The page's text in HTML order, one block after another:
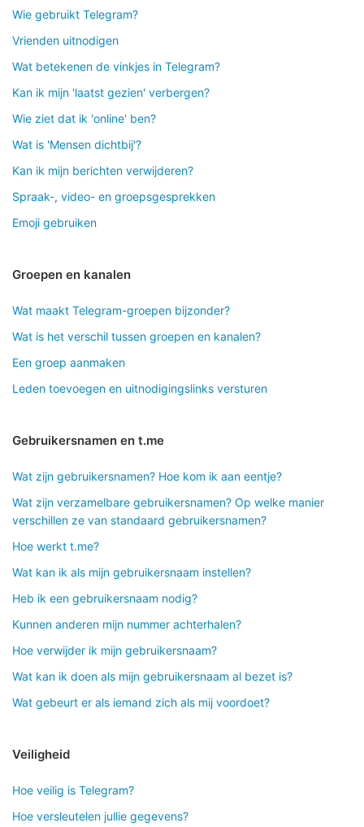
Wie gebruikt Telegram?
Vrienden uitnodigen
Wat betekenen de vinkjes in Telegram?
Kan ik mijn 'laatst gezien' verbergen?
Wie ziet dat ik 'online' ben?
Wat is 'Mensen dichtbij'?
Kan ik mijn berichten verwijderen?
Spraak-, video- en groepsgesprekken
Emoji gebruiken
Groepen en kanalen
Wat maakt Telegram-groepen bijzonder?
Wat is het verschil tussen groepen en kanalen?
Een groep aanmaken
Leden toevoegen en uitnodigingslinks versturen
Gebruikersnamen en t.me
Wat zijn gebruikersnamen? Hoe kom ik aan eentje?
Wat zijn verzamelbare gebruikersnamen? Op welke manier
verschillen ze van standaard gebruikersnamen?
Hoe werkt t.me?
Wat kan ik als mijn gebruikersnaam instellen?
Heb ik een gebruikersnaam nodig?
Kunnen anderen mijn nummer achterhalen?
Hoe verwijder ik mijn gebruikersnaam?
Wat kan ik doen als mijn gebruikersnaam al bezet is?
Wat gebeurt er als iemand zich als mij voordoet?
Veiligheid
Hoe veilig is Telegram?
Hoe versleutelen jullie gegevens?